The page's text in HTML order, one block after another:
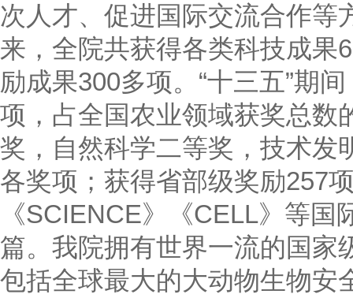
次人才、促进国际交流合作等
来，全院共获得各类科技成果
励成果300多项。“十三五”期
项，占全国农业领域获奖总数
奖，自然科学二等奖，技术发
各奖项；获得省部级奖励257
《SCIENCE》《CELL》等
篇。我院拥有世界一流的国家
包括全球最大的大动物生物安